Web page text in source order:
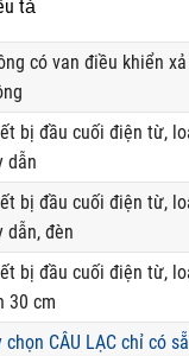
tả
có van điều khiển
bị đầu cuối điện từ,
dẫn
bị đầu cuối điện từ,
dẫn, đèn
bị đầu cuối điện từ,
30 cm
chọn CÂU LẠC chỉ có